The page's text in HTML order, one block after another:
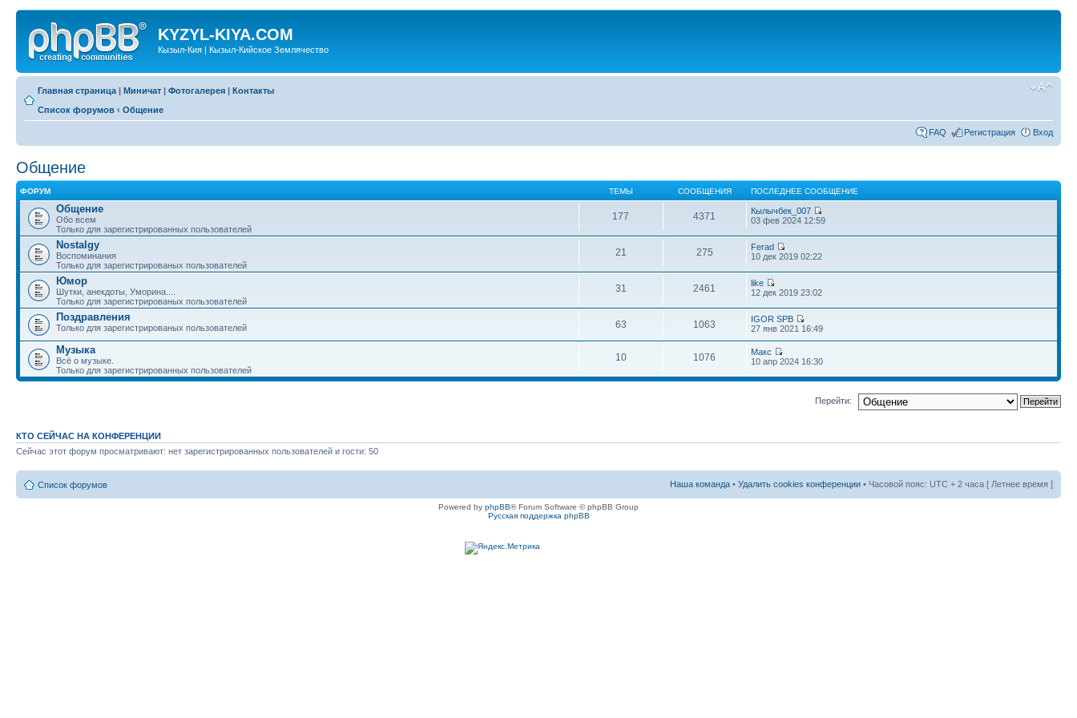
KYZYL-KIYA.COM
Кызыл-Кия | Кызыл-Кийское Землячество
Главная страница | Миничат | Фотогалерея | Контакты
Список форумов ‹ Общение
FAQ Регистрация Вход
Общение
ФОРУМ ТЕМЫ СООБЩЕНИЯ ПОСЛЕДНЕЕ СООБЩЕНИЕ
Общение
Обо всем
Только для зарегистрированных пользователей
177 4371
Кылычбек_007
03 фев 2024 12:59
Nostalgy
Воспоминания
Только для зарегистрированых пользователей
21 275
Ferad
10 дек 2019 02:22
Юмор
Шутки, анекдоты, Уморина....
Только для зарегистрированых пользователей
31 2461
like
12 дек 2019 23:02
Поздравления
Только для зарегистрированых пользователей 63 1063
IGOR SPB
27 янв 2021 16:49
Музыка
Всё о музыке.
Только для зарегистрированных пользователей
10 1076
Макс
10 апр 2024 16:30
Перейти:
КТО СЕЙЧАС НА КОНФЕРЕНЦИИ
Сейчас этот форум просматривают: нет зарегистрированных пользователей и гости: 50
Список форумов Наша команда • Удалить cookies конференции • Часовой пояс: UTC + 2 часа [ Летнее время ]
Powered by phpBB® Forum Software © phpBB Group
Русская поддержка phpBB